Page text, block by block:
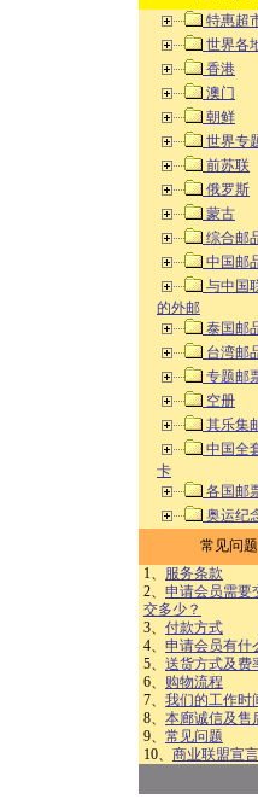
特惠超
世界各
香港
澳门
朝鲜
世界专
前苏联
俄罗斯
蒙古
综合邮
中国邮
与中国
的外邮
泰国邮
台湾邮
专题邮
空册
其乐集
中国全
卡
各国邮
奥运纪
常见问题
1、 服务条款
2、 申请会员需要
交多少？
3、 付款方式
4、 申请会员有什
5、 送货方式及费
6、 购物流程
7、 我们的工作时
8、 本廊诚信及售
9、 常见问题
10、 商业联盟宣言